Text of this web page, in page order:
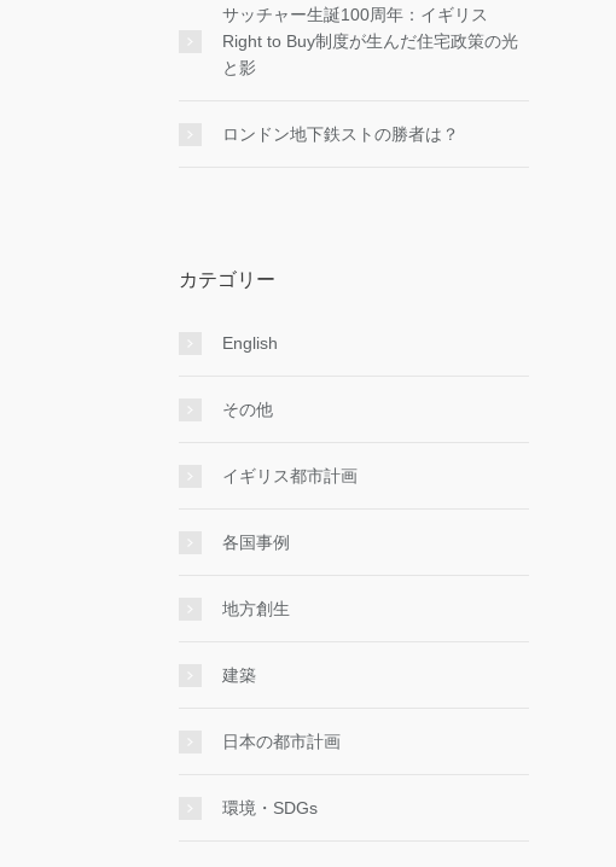
サッチャー生誕100周年：イギリス
Right to Buy制度が生んだ住宅政策の光
と影
ロンドン地下鉄ストの勝者は？
カテゴリー
English
その他
イギリス都市計画
各国事例
地方創生
建築
日本の都市計画
環境・SDGs